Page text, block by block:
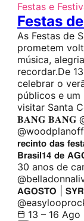
Festas e
Festas
As Festas de
prometem
música,
recordar.De
celebrar o
públicos e
visitar Santa
𝐁𝐀𝐍𝐆 𝐁𝐀𝐍𝐆
𝗿𝗲𝗰𝗶𝗻𝘁𝗼 𝗱𝗮𝘀
𝗕𝗿𝗮𝘀𝗶𝗹𝟭𝟰 𝗱𝗲
30 anos de
𝗔𝗚𝗢𝗦𝗧𝗢 |
13 – 16 Ago